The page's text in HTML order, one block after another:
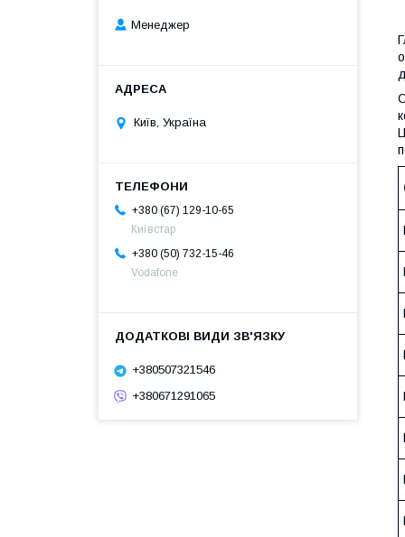
Менеджер
Київ, Україна
+380 (67) 129-10-65
Київстар
+380 (50) 732-15-46
Vodafone
+380507321546
+380671291065